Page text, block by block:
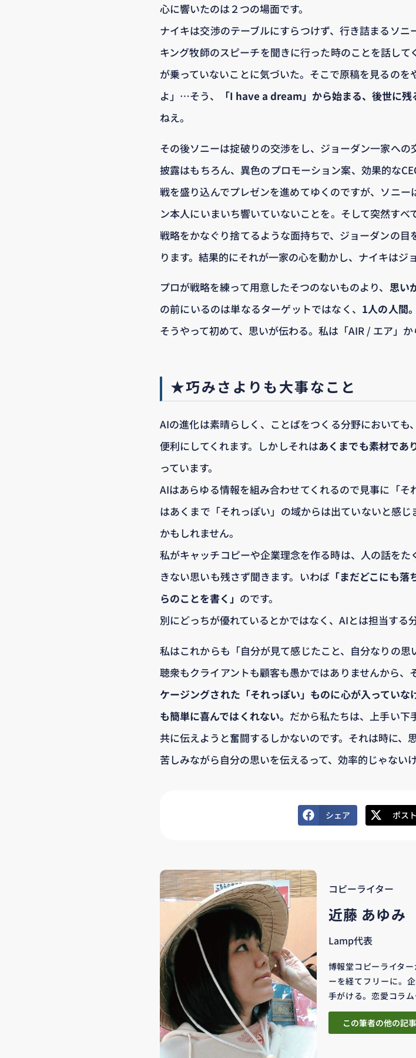
心に響いたのは２つの場面です。
ナイキは交渉のテーブルにすらつけず、行き詰まるソ
キング牧師のスピーチを聞きに行った時のことを話し
が乗っていないことに気づいた。そこで原稿を見るの
よ」…そう、
「I have a dream」から始まる、後世に残
ねえ。
その後ソニーは掟破りの交渉をし、ジョーダン一家へ
披露はもちろん、異色のプロモーション案、効果的な
戦を盛り込んでプレゼンを進めてゆくのですが、ソニ
ン本人にいまいち響いていないことを。そして突然す
戦略をかなぐり捨てるような面持ちで、ジョーダンの
ります。結果的にそれが一家の心を動かし、ナイキはジ
プロが戦略を練って用意したそつのないものより、 思い
の前にいるのは単なるターゲットではなく、 1人の人間。
そうやって初めて、思いが伝わる。私は「AIR / エア」
★巧みさよりも大事なこと
AIの進化は素晴らしく、ことばをつくる分野において
便利にしてくれます。しかしそれはあくまでも素材であり
っています。
AIはあらゆる情報を組み合わせてくれるので見事に「
はあくまで「それっぽい」の域からは出ていないと感
かもしれません。
私がキャッチコピーや企業理念を作る時は、人の話を
きない思いも残さず聞きます。いわば「まだどこにも落
らのことを書く」 のです。
別にどっちが優れているとかではなく、AIとは担当する
私はこれからも「自分が見て感じたこと、自分なりの思
聴衆もクライアントも顧客も愚かではありませんから、
ケージングされた「それっぽい」ものに心が入ってい
も簡単に喜んではくれない。 だから私たちは、上手い下
共に伝えようと奮闘するしかないのです。それは時に、
苦しみながら自分の思いを伝えるって、効率的じゃない
シェア ポスト
コピーライター
近藤 あゆみ
Lamp代表
博報堂コピーライタ
ーを経てフリーに。
手がける。恋愛コラム
この筆者の他の記